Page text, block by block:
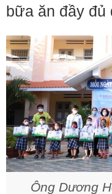
bữa ăn đầy đủ
Ông Dương